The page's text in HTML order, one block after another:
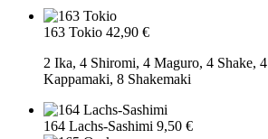
163 Tokio 42,90 €
2 Ika, 4 Shiromi, 4 Maguro, 4 Shake,
Kappamaki, 8 Shakemaki
164 Lachs-Sashimi 9,50 €